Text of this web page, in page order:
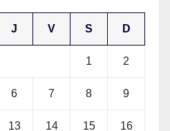
J V S D
1 2
6 7 8 9
13 14 15 16